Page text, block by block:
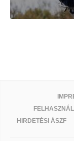
HIRDETÉSI ÁSZF